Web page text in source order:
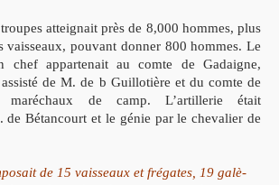
atteignait près de 8,000 hommes, plus
vaisseaux, pouvant donner 800 hommes. Le
chef appartenait au comte de Gadaigne,
de M. de b Guillotière et du comte de
maréchaux de camp. L’artillerie était
de Bétancourt et le génie par le chevalier de
de 15 vaisseaux et frégates, 19 galè-